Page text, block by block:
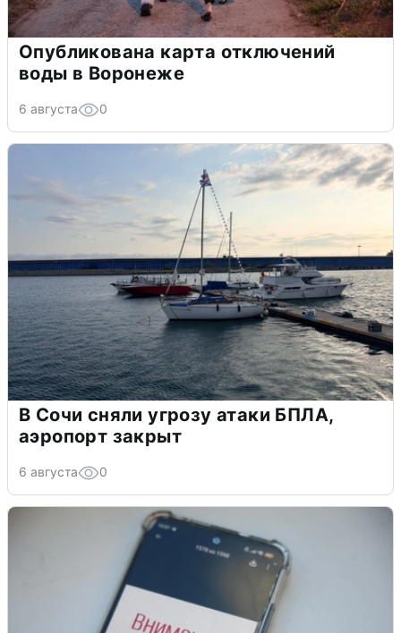
Опубликована карта отключений
воды в Воронеже
6 августа 0
В Сочи сняли угрозу атаки БПЛА,
аэропорт закрыт
6 августа 0